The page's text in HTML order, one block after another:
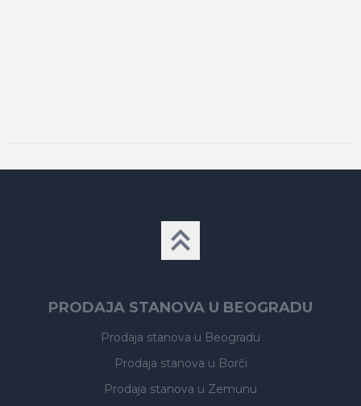
PRODAJA STANOVA U BEOGRADU
Prodaja stanova u Beogradu
Prodaja stanova u Borči
Prodaja stanova u Zemunu